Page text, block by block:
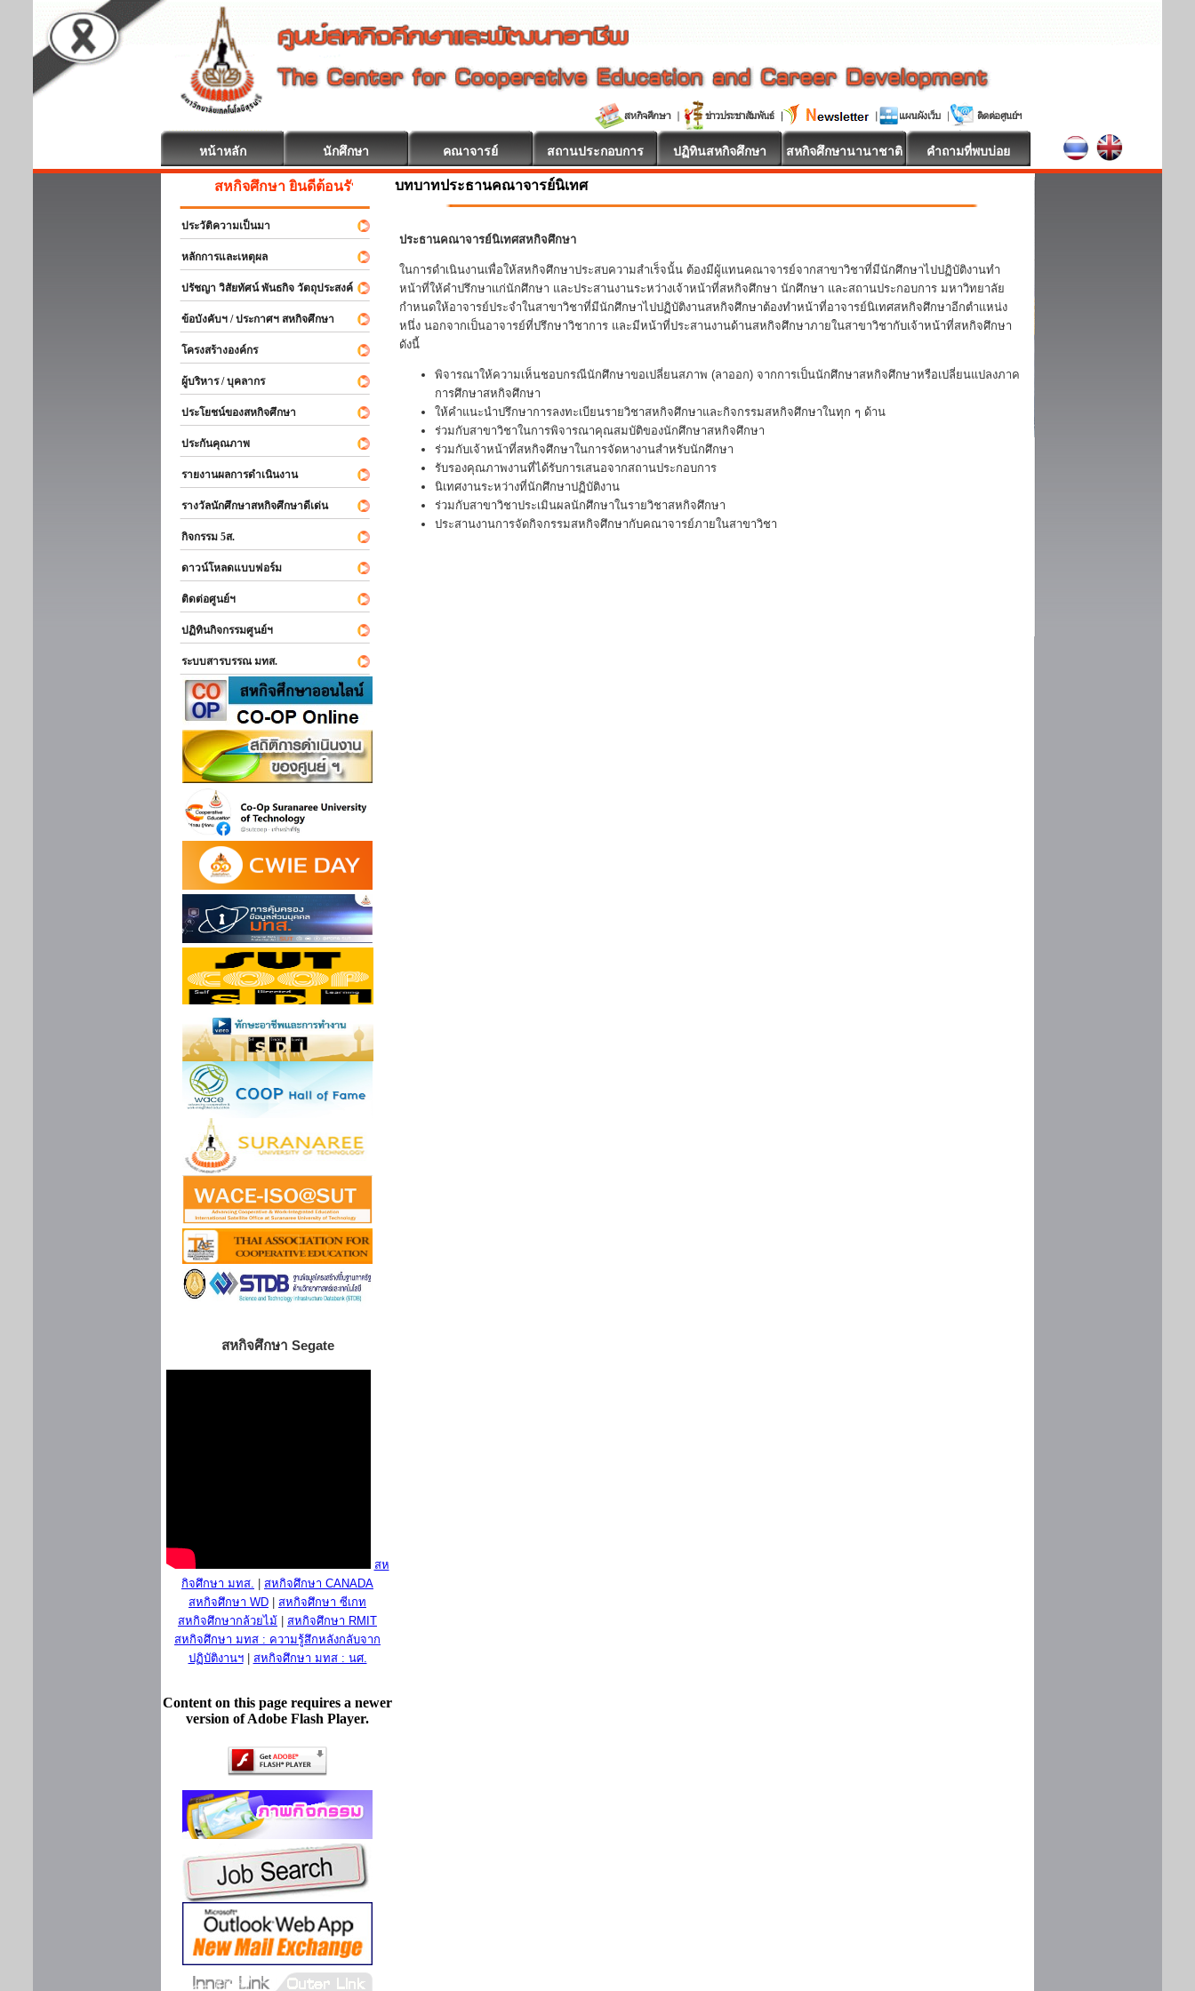
หน้าหลัก นักศึกษา คณาจารย์ สถานประกอบการ ปฏิทินสหกิจศึกษา สหกิจศึกษานานาชาติ คำถามที่พบบ่อย
สหกิจศึกษา ยินดีต้อนรับ
ประวัติความเป็นมา
หลักการและเหตุผล
ปรัชญา วิสัยทัศน์ พันธกิจ วัตถุประสงค์
ข้อบังคับฯ / ประกาศฯ สหกิจศึกษา
โครงสร้างองค์กร
ผู้บริหาร / บุคลากร
ประโยชน์ของสหกิจศึกษา
ประกันคุณภาพ
รายงานผลการดำเนินงาน
รางวัลนักศึกษาสหกิจศึกษาดีเด่น
กิจกรรม 5ส.
ดาวน์โหลดแบบฟอร์ม
ติดต่อศูนย์ฯ
ปฏิทินกิจกรรมศูนย์ฯ
ระบบสารบรรณ มทส.
สหกิจศึกษา Segate
สห
กิจศึกษา มทส.
สหกิจศึกษา CANADA
สหกิจศึกษา WD
สหกิจศึกษา ซีเกท
สหกิจศึกษากล้วยไม้
สหกิจศึกษา RMIT
สหกิจศึกษา มทส : ความรู้สึกหลังกลับจาก
ปฏิบัติงานฯ| สหกิจศึกษา มทส : นศ.
Content on this page requires a newer
version of Adobe Flash Player.
บทบาทประธานคณาจารย์นิเทศ
ประธานคณาจารย์นิเทศสหกิจศึกษา
ในการดำเนินงานเพื่อให้สหกิจศึกษาประสบความสำเร็จนั้น ต้องมีผู้แทนคณาจารย์จากสาขาวิชาที่มีนักศึกษาไปปฏิบัติงานทำ
หน้าที่ให้คำปรึกษาแก่นักศึกษา และประสานงานระหว่างเจ้าหน้าที่สหกิจศึกษา นักศึกษา และสถานประกอบการ มหาวิทยาลัย
กำหนดให้อาจารย์ประจำในสาขาวิชาที่มีนักศึกษาไปปฏิบัติงานสหกิจศึกษาต้องทำหน้าที่อาจารย์นิเทศสหกิจศึกษาอีกตำแหน่ง
หนึ่ง นอกจากเป็นอาจารย์ที่ปรึกษาวิชาการ และมีหน้าที่ประสานงานด้านสหกิจศึกษาภายในสาขาวิชากับเจ้าหน้าที่สหกิจศึกษา
ดังนี้
พิจารณาให้ความเห็นชอบกรณีนักศึกษาขอเปลี่ยนสภาพ (ลาออก) จากการเป็นนักศึกษาสหกิจศึกษาหรือเปลี่ยนแปลงภาค
การศึกษาสหกิจศึกษา
ให้คำแนะนำปรึกษาการลงทะเบียนรายวิชาสหกิจศึกษาและกิจกรรมสหกิจศึกษาในทุก ๆ ด้าน
ร่วมกับสาขาวิชาในการพิจารณาคุณสมบัติของนักศึกษาสหกิจศึกษา
ร่วมกับเจ้าหน้าที่สหกิจศึกษาในการจัดหางานสำหรับนักศึกษา
รับรองคุณภาพงานที่ได้รับการเสนอจากสถานประกอบการ
นิเทศงานระหว่างที่นักศึกษาปฏิบัติงาน
ร่วมกับสาขาวิชาประเมินผลนักศึกษาในรายวิชาสหกิจศึกษา
ประสานงานการจัดกิจกรรมสหกิจศึกษากับคณาจารย์ภายในสาขาวิชา